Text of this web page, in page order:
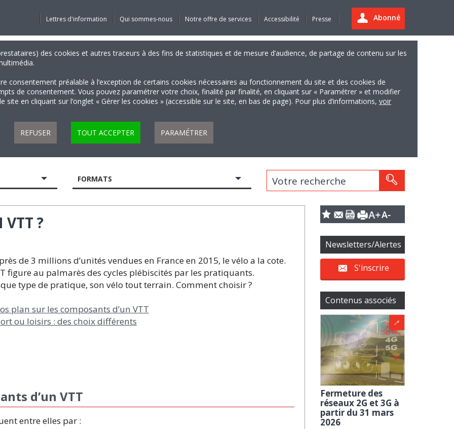
Abonné
Lettres d'information Qui sommes-nous Notre offre de services Accessibilité Presse
des cookies et autres traceurs à des fins de statistiques et de mesure d’audience, de partage de contenu sur les
consentement préalable à l’exception de certains cookies nécessaires au fonctionnement du site et des cookies de
de consentement. Vous pouvez paramétrer votre choix, finalité par finalité, en cliquant sur « Paramétrer » et modifier
en cliquant sur l’onglet « Gérer les cookies » (accessible sur le site, en bas de page). Pour plus d’informations, voir
REFUSER TOUT ACCEPTER PARAMÉTRER
FORMATS Votre recherche
VTT ?
de 3 millions d’unités vendues en France en 2015, le vélo a la cote.
figure au palmarès des cycles plébiscités par les pratiquants.
type de pratique, son vélo tout terrain. Comment choisir ?
plan sur les composants d’un VTT
ou loisirs : des choix différents
d’un VTT
entre elles par :
Newsletters/Alertes
S'inscrire
Contenus associés
Fermeture des
réseaux 2G et 3G à
partir du 31 mars
2026